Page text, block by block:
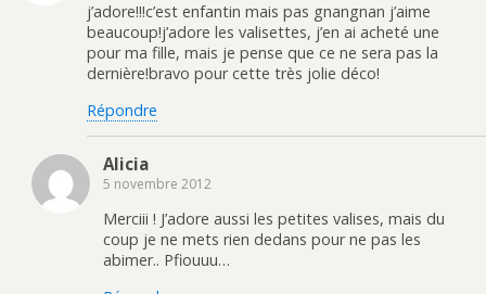
j’adore!!!c’est enfantin mais pas gnangnan j’aime
beaucoup!j’adore les valisettes, j’en ai acheté une
pour ma fille, mais je pense que ce ne sera pas la
dernière!bravo pour cette très jolie déco!
Répondre
Alicia
5 novembre 2012
Merciii ! J’adore aussi les petites valises, mais du
coup je ne mets rien dedans pour ne pas les
abimer.. Pfiouuu…